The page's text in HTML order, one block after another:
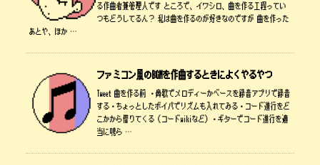
る作曲者兼管理人です ところで、イワシロ、曲を作る工程ってい
つもどうしてるん？ 私は曲を作るのが好きなのですが 曲を作った
あとや、ほか …
ファミコン風のBGMを作曲するときによくやるやつ
Tweet 曲を作る前 ・鼻歌でメロディーかベースを録音アプリで録音
する・ちょっとしたボイパでリズムも入れてみる・コード進行をど
こかから借りてくる（コードwikiなど）・ギターでコード進行を適
当に鳴ら …